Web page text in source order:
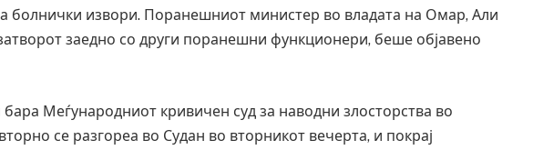
болнички извори. Поранешниот министер во владата на Омар, Али
заедно со други поранешни функционери, беше објавено
Меѓународниот кривичен суд за наводни злосторства во
се разгореа во Судан во вторникот вечерта, и покрај